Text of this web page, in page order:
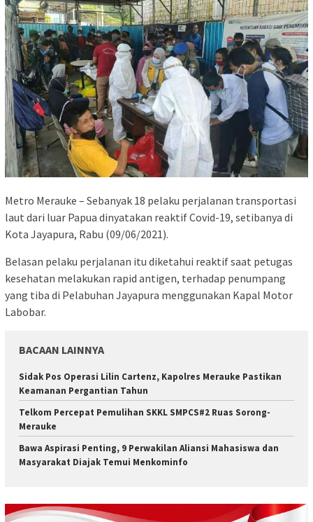
Metro Merauke – Sebanyak 18 pelaku perjalanan transportasi
laut dari luar Papua dinyatakan reaktif Covid-19, setibanya di
Kota Jayapura, Rabu (09/06/2021).
Belasan pelaku perjalanan itu diketahui reaktif saat petugas
kesehatan melakukan rapid antigen, terhadap penumpang
yang tiba di Pelabuhan Jayapura menggunakan Kapal Motor
Labobar.
BACAAN LAINNYA
Sidak Pos Operasi Lilin Cartenz, Kapolres Merauke Pastikan
Keamanan Pergantian Tahun
Telkom Percepat Pemulihan SKKL SMPCS#2 Ruas Sorong-
Merauke
Bawa Aspirasi Penting, 9 Perwakilan Aliansi Mahasiswa dan
Masyarakat Diajak Temui Menkominfo